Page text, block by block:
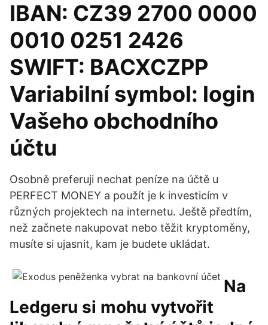
IBAN: CZ39 2700 0000
0010 0251 2426
SWIFT: BACXCZPP
Variabilní symbol: login
Vašeho obchodního
účtu
Osobně preferuji nechat peníze na účtě u
PERFECT MONEY a použít je k investicím v
různých projektech na internetu. Ještě předtím,
než začnete nakupovat nebo těžit kryptoměny,
musíte si ujasnit, kam je budete ukládat.
Na
Ledgeru si mohu vytvořit